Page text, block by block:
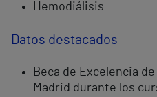
Hemodiálisis
Datos destacados
Beca de Excelencia
Madrid durante los